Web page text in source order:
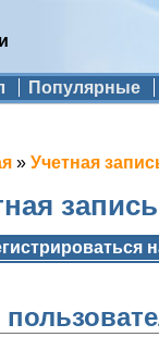
Популярные
» Учетная